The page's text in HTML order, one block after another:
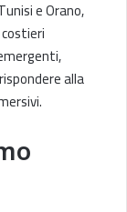
e Orano,
alla